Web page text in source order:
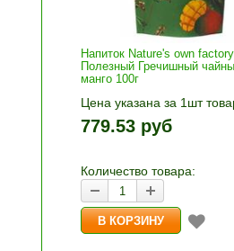
Напиток Nature's own factory
Полезный Гречишный
манго 100г
Цена указана за 1шт
1шт прибавляется
и «-». Выберите нужное
корзину»
779.53 руб
Количество товара: